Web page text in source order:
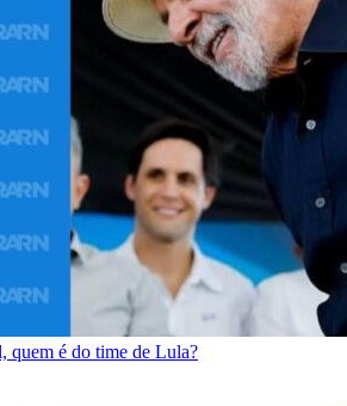
quem é do time de Lula?